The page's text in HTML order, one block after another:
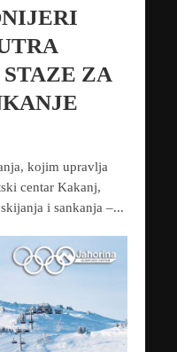
ZA
kojim upravlja
centar Kakanj,
i sankanja –...